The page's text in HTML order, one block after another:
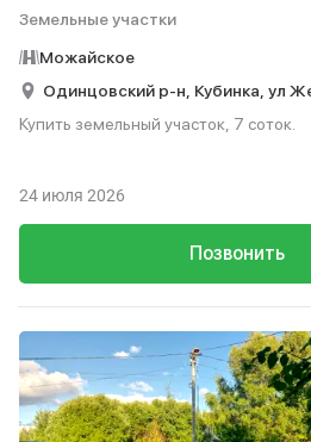
Земельные участки
Можайское
Одинцовский р-н, Кубинка, ул
Купить земельный участок, 7 соток.
Позвонить
24 июля 2026